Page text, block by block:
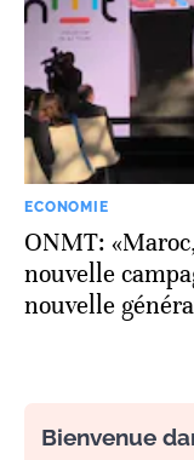
ECONOMIE
ONMT:
nouvelle
nouvelle
Bienvenue